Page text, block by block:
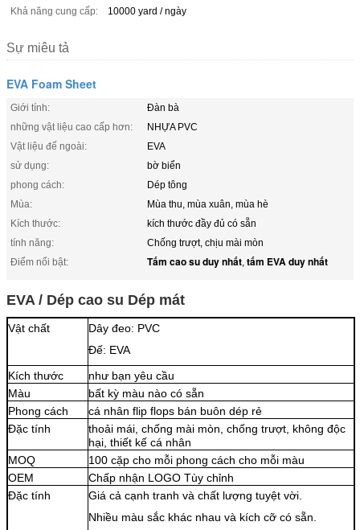
Khả năng cung cấp: 10000 yard / ngày
Sự miêu tả
EVA Foam Sheet
Giới tính:
Đàn bà
những vật liệu cao cấp hơn:
NHỰA PVC
Vật liệu đế ngoài:
EVA
sử dụng:
bờ biển
phong cách:
Dép tông
Mùa:
Mùa thu, mùa xuân, mùa hè
Kích thước:
kích thước đầy đủ có sẵn
tính năng:
Chống trượt, chịu mài mòn
Điểm nổi bật:
Tấm cao su duy nhất, tấm EVA duy nhất
EVA / Dép cao su Dép mát
Vật chất
Dây đeo: PVC
Đế: EVA
Kích thước
như bạn yêu cầu
Màu
bất kỳ màu nào có sẵn
Phong cách
cá nhân flip flops bán buôn dép rẻ
Đặc tính
thoải mái, chống mài mòn, chống trượt, không độc
hại, thiết kế cá nhân
MOQ
100 cặp cho mỗi phong cách cho mỗi màu
OEM
Chấp nhận LOGO Tùy chỉnh
Đặc tính
Giá cả cạnh tranh và chất lượng tuyệt vời.
Nhiều màu sắc khác nhau và kích cỡ có sẵn.